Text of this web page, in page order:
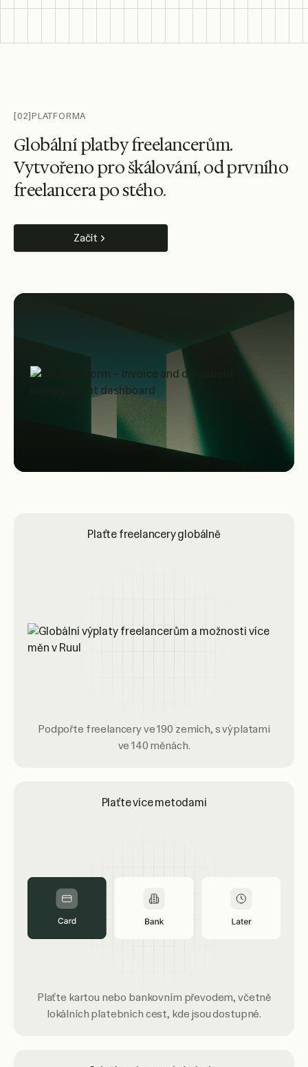
[02]PLATFORMA
Globálníplatbyfreelancerům.
Vytvořenoproškálování,odprvního
freelancerapostého.
Začít
Plaťte freelancery globálně
Podpořte freelancery ve 190 zemích, s výplatami
ve 140 měnách.
Plaťte více metodami
Plaťte kartou nebo bankovním převodem, včetně
lokálních platebních cest, kde jsou dostupné.